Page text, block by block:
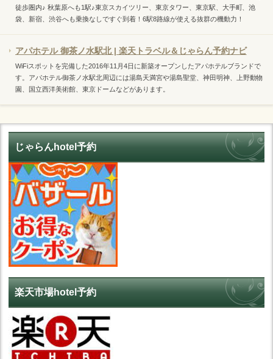
徒歩圏内♪ 秋葉原へも1駅♪東京スカイツリー、東京タワー、東京駅、大手町、池
袋、新宿、渋谷へも乗換なしですぐ到着！6駅8路線が使える抜群の機動力！
アパホテル 御茶ノ水駅北 | 楽天トラベル＆じゃらん予約ナビ
WiFiスポットを完備した2016年11月4日に新築オープンしたアパホテルブランドで
す。アパホテル御茶ノ水駅北周辺には湯島天満宮や湯島聖堂、神田明神、上野動物
園、国立西洋美術館、東京ドームなどがあります。
じゃらんhotel予約
楽天市場hotel予約